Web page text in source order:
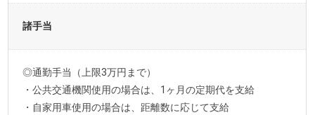
諸手当
◎通勤手当（上限3万円まで）
・公共交通機関使用の場合は、1ヶ月の定期代を支給
・自家用車使用の場合は、距離数に応じて支給